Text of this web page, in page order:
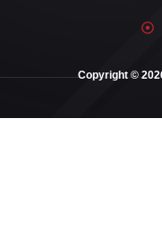
Copyright ©